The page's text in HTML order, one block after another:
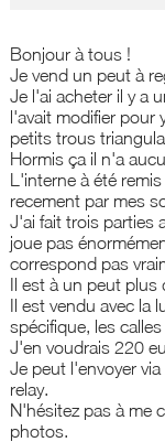
Bonjour à tous !
Je vend un peut à
Je l'ai acheter il y a
l'avait modifier pour
petits trous
Hormis ça il n'a
L'interne à été
recement par mes
J'ai fait trois parties
joue pas
correspond pas
Il est à un peut plus
Il est vendu avec la
spécifique, les
J'en voudrais 220
Je peut l'envoyer
relay.
N'hésitez pas à me
photos.